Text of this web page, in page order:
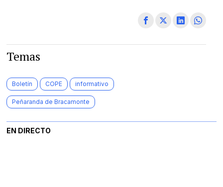
Temas
Boletín COPE informativo
Peñaranda de Bracamonte
EN DIRECTO